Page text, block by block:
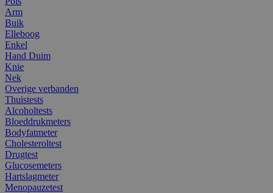
Arm
Buik
Elleboog
Enkel
Hand Duim
Knie
Nek
Overige verbanden
Thuistests
Alcoholtests
Bloeddrukmeters
Bodyfatmeter
Cholesteroltest
Drugtest
Glucosemeters
Hartslagmeter
Menopauzetest